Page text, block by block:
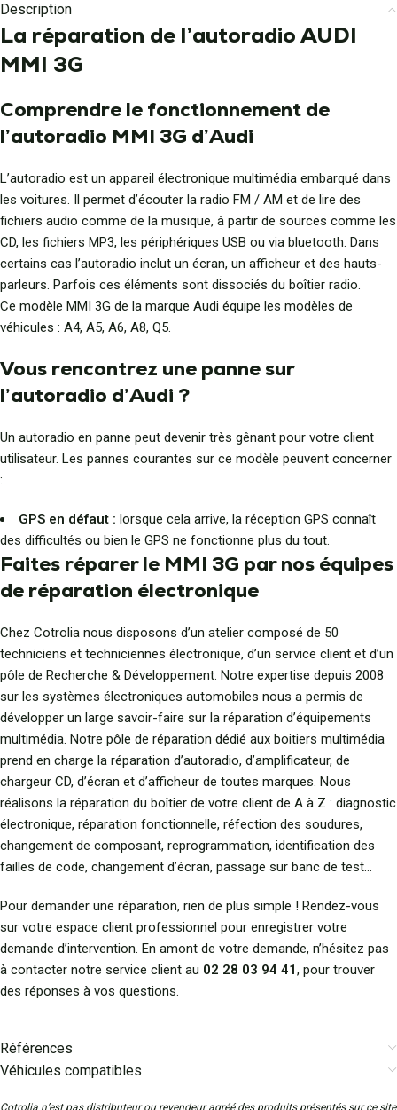
Description
La réparation de l’autoradio AUDI
MMI 3G
Comprendre le fonctionnement de
l’autoradio MMI 3G d’Audi
L’autoradio est un appareil électronique multimédia embarqué dans
les voitures. Il permet d’écouter la radio FM / AM et de lire des
fichiers audio comme de la musique, à partir de sources comme les
CD, les fichiers MP3, les périphériques USB ou via bluetooth. Dans
certains cas l’autoradio inclut un écran, un afficheur et des hauts-
parleurs. Parfois ces éléments sont dissociés du boîtier radio.
Ce modèle MMI 3G de la marque Audi équipe les modèles de
véhicules : A4, A5, A6, A8, Q5.
Vous rencontrez une panne sur
l’autoradio d’Audi ?
Un autoradio en panne peut devenir très gênant pour votre client
utilisateur. Les pannes courantes sur ce modèle peuvent concerner
:
GPS en défaut : lorsque cela arrive, la réception GPS connaît
des difficultés ou bien le GPS ne fonctionne plus du tout.
Faites réparer le MMI 3G par nos équipes
de réparation électronique
Chez Cotrolia nous disposons d’un atelier composé de 50
techniciens et techniciennes électronique, d’un service client et d’un
pôle de Recherche & Développement. Notre expertise depuis 2008
sur les systèmes électroniques automobiles nous a permis de
développer un large savoir-faire sur la réparation d’équipements
multimédia. Notre pôle de réparation dédié aux boitiers multimédia
prend en charge la réparation d’autoradio, d’amplificateur, de
chargeur CD, d’écran et d’afficheur de toutes marques. Nous
réalisons la réparation du boîtier de votre client de A à Z : diagnostic
électronique, réparation fonctionnelle, réfection des soudures,
changement de composant, reprogrammation, identification des
failles de code, changement d’écran, passage sur banc de test…
Pour demander une réparation, rien de plus simple ! Rendez-vous
sur votre espace client professionnel pour enregistrer votre
demande d’intervention. En amont de votre demande, n’hésitez pas
à contacter notre service client au 02 28 03 94 41, pour trouver
des réponses à vos questions.
Références
Véhicules compatibles
Cotrolia n’est pas distributeur ou revendeur agréé des produits présentés sur ce site